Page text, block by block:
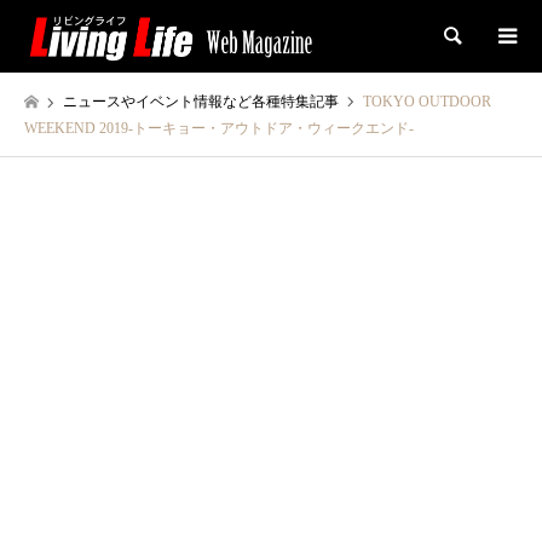
検索
ニュースやイベント情報など各種特集記事
TOKYO OUTDOOR
WEEKEND 2019-トーキョー・アウトドア・ウィークエンド-